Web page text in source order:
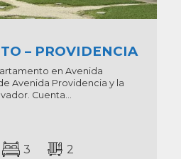
– PROVIDENCIA
en Avenida
Avenida Providencia y la
Cuenta...
3 2